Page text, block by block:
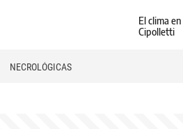
El clima en
Cipolletti
NECROLÓGICAS